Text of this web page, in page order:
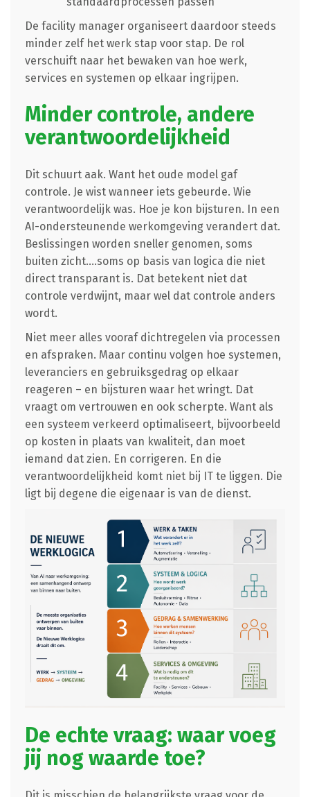
De facility manager organiseert daardoor steeds
minder zelf het werk stap voor stap. De rol
verschuift naar het bewaken van hoe werk,
services en systemen op elkaar ingrijpen.
Minder controle, andere
verantwoordelijkheid
Dit schuurt aak. Want het oude model gaf
controle. Je wist wanneer iets gebeurde. Wie
verantwoordelijk was. Hoe je kon bijsturen. In een
AI-ondersteunende werkomgeving verandert dat.
Beslissingen worden sneller genomen, soms
buiten zicht….soms op basis van logica die niet
direct transparant is. Dat betekent niet dat
controle verdwijnt, maar wel dat controle anders
wordt.
Niet meer alles vooraf dichtregelen via processen
en afspraken. Maar continu volgen hoe systemen,
leveranciers en gebruiksgedrag op elkaar
reageren – en bijsturen waar het wringt. Dat
vraagt om vertrouwen en ook scherpte. Want als
een systeem verkeerd optimaliseert, bijvoorbeeld
op kosten in plaats van kwaliteit, dan moet
iemand dat zien. En corrigeren. En die
verantwoordelijkheid komt niet bij IT te liggen. Die
ligt bij degene die eigenaar is van de dienst.
De echte vraag: waar voeg
jij nog waarde toe?